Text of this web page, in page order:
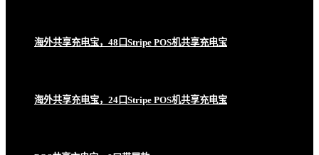
海外共享充电宝，48口Stripe POS机共享充电宝
海外共享充电宝，24口Stripe POS机共享充电宝